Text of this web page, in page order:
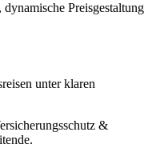
unter klaren
&